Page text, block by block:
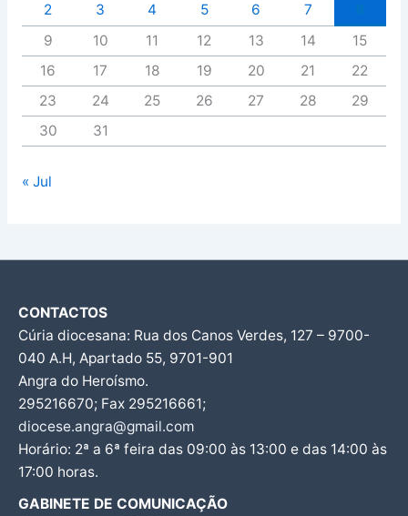
2
3 4 5 6 7
9
10 11 12 13 14
15
16
17 18 19 20 21
22
23
24 25 26 27 28
29
30
31
« Jul
CONTACTOS
Cúria diocesana: Rua dos Canos Verdes, 127 – 9700-
040 A.H, Apartado 55, 9701-901
Angra do Heroísmo.
295216670; Fax 295216661;
diocese.angra@gmail.com
Horário: 2ª a 6ª feira das 09:00 às 13:00 e das 14:00 às
17:00 horas.
GABINETE DE COMUNICAÇÃO